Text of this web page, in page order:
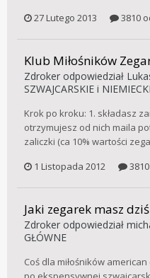
27 Lutego 2013
3810
Klub Miłośników
Zdroker odpowiedział
SZWAJCARSKIE i
Krok po kroku: 1. składasz
otrzymujesz od nich maila
zaliczki (ca 10% wartości
1 Listopada 2012
Jaki zegarek masz
Zdroker odpowiedział
GŁÓWNE
Coś dla miłośników